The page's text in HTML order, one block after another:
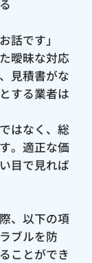
話です」
曖昧な対応
見積書がな
する業者は
はなく、総
。適正な価
目で見れば
、以下の項
ブルを防
ことができ